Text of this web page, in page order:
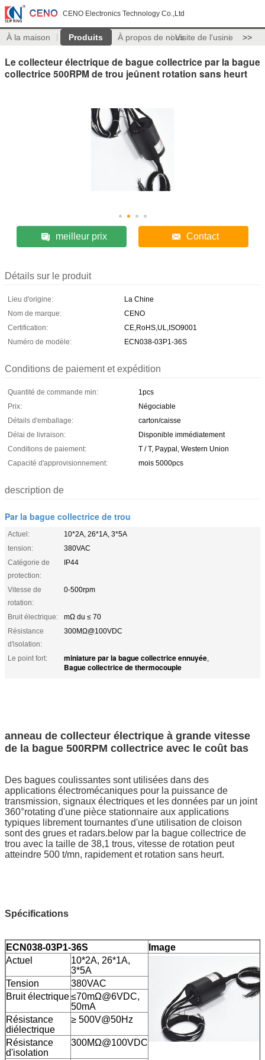
CENO Electronics Technology Co.,Ltd
À la maison Produits À propos de nousVisite de l'usine >>
Le collecteur électrique de bague collectrice par la bague
collectrice 500RPM de trou jeûnent rotation sans heurt
meilleur prix Contact
Détails sur le produit
Lieu d'origine:
La Chine
Nom de marque:
CENO
Certification:
CE,RoHS,UL,ISO9001
Numéro de modèle:
ECN038-03P1-36S
Conditions de paiement et expédition
Quantité de commande min:
1pcs
Prix:
Négociable
Détails d'emballage:
carton/caisse
Délai de livraison:
Disponible immédiatement
Conditions de paiement:
T / T, Paypal, Western Union
Capacité d'approvisionnement:
mois 5000pcs
description de
Par la bague collectrice de trou
Actuel:
10*2A, 26*1A, 3*5A
tension:
380VAC
Catégorie de
protection:
IP44
Vitesse de
rotation:
0-500rpm
Bruit électrique:
mΩ du ≤ 70
Résistance
d'isolation:
300MΩ@100VDC
Le point fort: miniature par la bague collectrice ennuyée,
Bague collectrice de thermocouple
anneau de collecteur électrique à grande vitesse
de la bague 500RPM collectrice avec le coût bas
Des bagues coulissantes sont utilisées dans des
applications électromécaniques pour la puissance de
transmission, signaux électriques et les données par un joint
360°rotating d'une pièce stationnaire aux applications
typiques librement tournantes d'une utilisation de cloison
sont des grues et radars.below par la bague collectrice de
trou avec la taille de 38,1 trous, vitesse de rotation peut
atteindre 500 t/mn, rapidement et rotation sans heurt.
Spécifications
ECN038-03P1-36S
Image
Actuel
10*2A, 26*1A,
3*5A
Tension
380VAC
Bruit électrique≤70mΩ@6VDC,
50mA
Résistance
diélectrique
≥ 500V@50Hz
Résistance
d'isolation
300MΩ@100VDC